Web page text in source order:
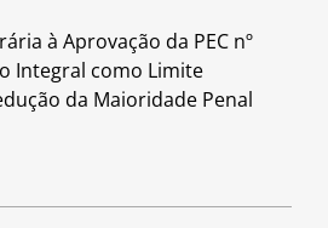
à Aprovação da PEC nº
Integral como Limite
da Maioridade Penal